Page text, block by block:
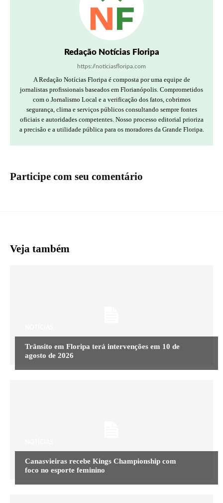
Redação Notícias Floripa
https://noticiasfloripa.com
A Redação Notícias Floripa é composta por uma equipe de
jornalistas profissionais baseados em Florianópolis. Comprometidos
com o Jornalismo Local e a verificação dos fatos, cobrimos
segurança, clima e serviços públicos consultando sempre fontes
oficiais e autoridades competentes. Nosso processo editorial prioriza
a precisão e a utilidade pública para os moradores da Grande Floripa.
Participe com seu comentário
Veja também
Trânsito em Floripa terá intervenções em 10 de
agosto de 2026
Canasvieiras recebe Kings Championship com
foco no esporte feminino